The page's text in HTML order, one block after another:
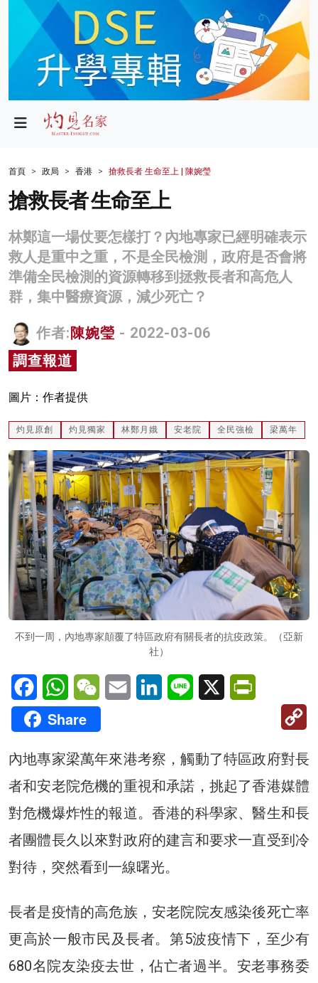
政局
財經
生活
商業
科技
名家榜
灼見活動
關於我們
首頁 政局 香港 搶救長者 生命至上 | 陳婉瑩
搶救長者 生命至上
林鄭這一場仗要怎樣打？內地專家已經明確表示
救人是重中之重，不是全民檢測，政府是否會將
準備全民檢測的資源轉移到拯救長者和高危人
群，集中醫療資源，減少死亡？
作者: 陳婉瑩 - 2022-03-06
調查報道
圖片：作者提供
灼見原創 灼見獨家 林鄭月娥 安老院 全民強檢 梁萬年
不到一周，內地專家顛覆了特區政府有關長者的抗疫政策。（亞新
社）
FacebookWhatsAppWeChatEmail LinkedInLine X
Share
內地專家梁萬年來港考察，觸動了特區政府對長
者和安老院危機的重視和承諾，挑起了香港媒體
對危機爆炸性的報道。香港的科學家、醫生和長
者團體長久以來對政府的建言和要求一直受到冷
對待，突然看到一線曙光。
長者是疫情的高危族，安老院院友感染後死亡率
更高於一般市民及長者。第5波疫情下，至少有
680名院友染疫去世，佔亡者過半。安老事務委